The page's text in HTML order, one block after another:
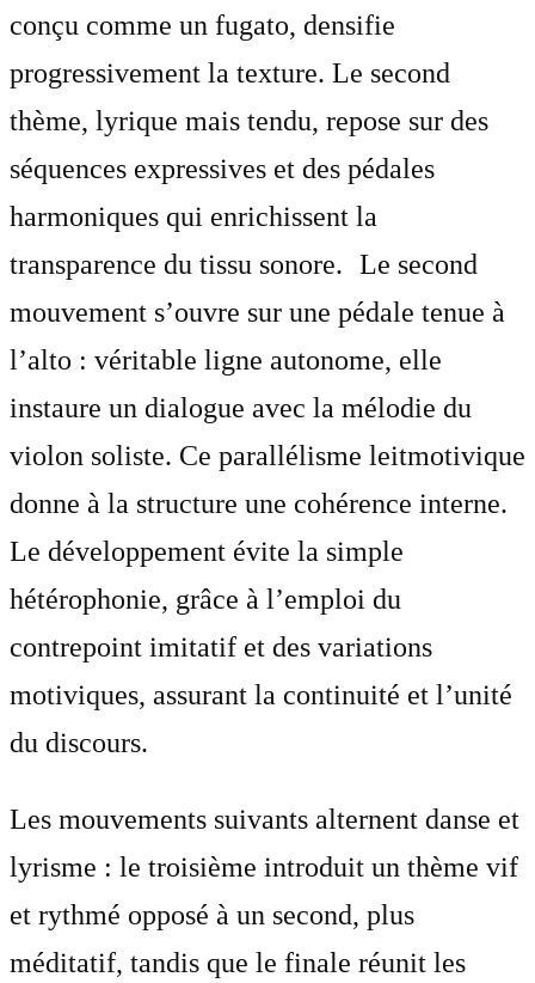
conçu comme un fugato, densifie
progressivement la texture. Le second
thème, lyrique mais tendu, repose sur des
séquences expressives et des pédales
harmoniques qui enrichissent la
transparence du tissu sonore. Le second
mouvement s’ouvre sur une pédale tenue à
l’alto : véritable ligne autonome, elle
instaure un dialogue avec la mélodie du
violon soliste. Ce parallélisme leitmotivique
donne à la structure une cohérence interne.
Le développement évite la simple
hétérophonie, grâce à l’emploi du
contrepoint imitatif et des variations
motiviques, assurant la continuité et l’unité
du discours.
Les mouvements suivants alternent danse et
lyrisme : le troisième introduit un thème vif
et rythmé opposé à un second, plus
méditatif, tandis que le finale réunit les